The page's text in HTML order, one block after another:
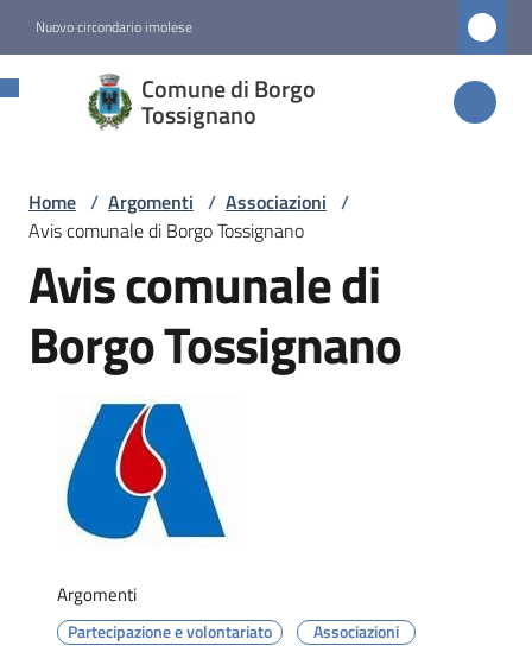
Nuovo circondario imolese
Comune di Borgo
Tossignano
Comune di
Borgo
Novità
Vivere
Borgo
Tossignano
Home / Argomenti / Associazioni /
Avis comunale di Borgo Tossignano
Avis comunale di
Borgo Tossignano
Argomenti
Partecipazione e volontariato Associazioni